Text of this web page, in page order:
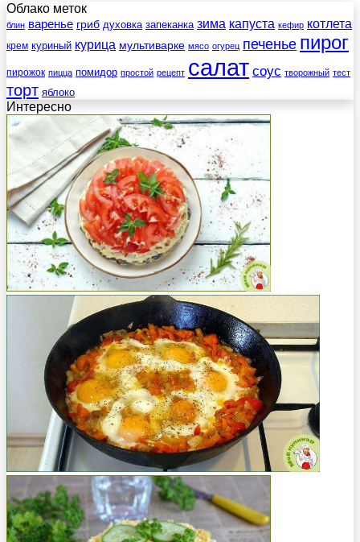
Облако меток
блин варенье гриб духовка запеканка зима капуста кефир котлета
крем куриный курица мультиварке мясо огурец печенье пирог
пирожок пицца помидор простой рецепт салат соус творожный тест
торт яблоко
Интересно